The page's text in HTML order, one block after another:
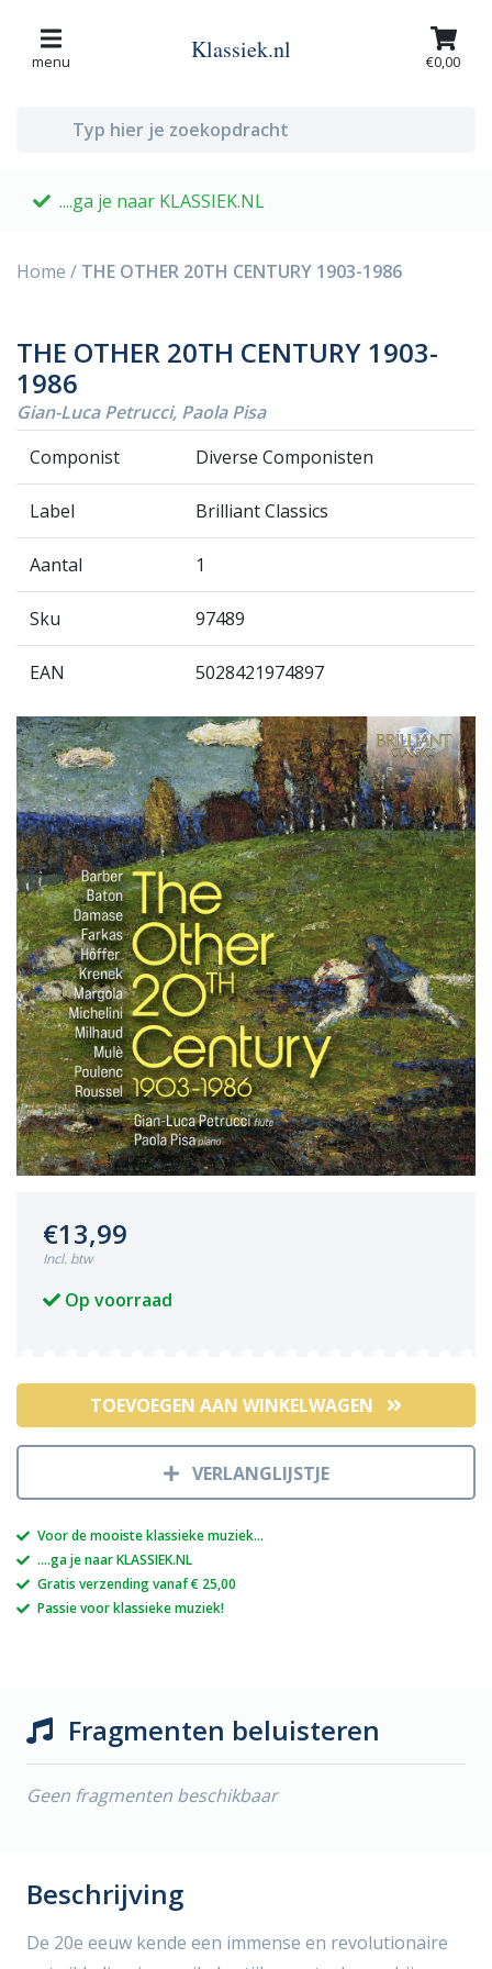
menu Klassiek.nl €0,00
....ga je naar KLASSIEK.NL
Home / THE OTHER 20TH CENTURY 1903-1986
THE OTHER 20TH CENTURY 1903-
1986
Gian-Luca Petrucci, Paola Pisa
Componist
Diverse Componisten
Label Brilliant Classics
Aantal 1
Sku 97489
EAN 5028421974897
€13,99
Incl. btw
Op voorraad
TOEVOEGEN AAN WINKELWAGEN
VERLANGLIJSTJE
Voor de mooiste klassieke muziek...
....ga je naar KLASSIEK.NL
Gratis verzending vanaf € 25,00
Passie voor klassieke muziek!
Beschrijving
De 20e eeuw kende een immense en revolutionaire
Fragmenten beluisteren
Geen fragmenten beschikbaar